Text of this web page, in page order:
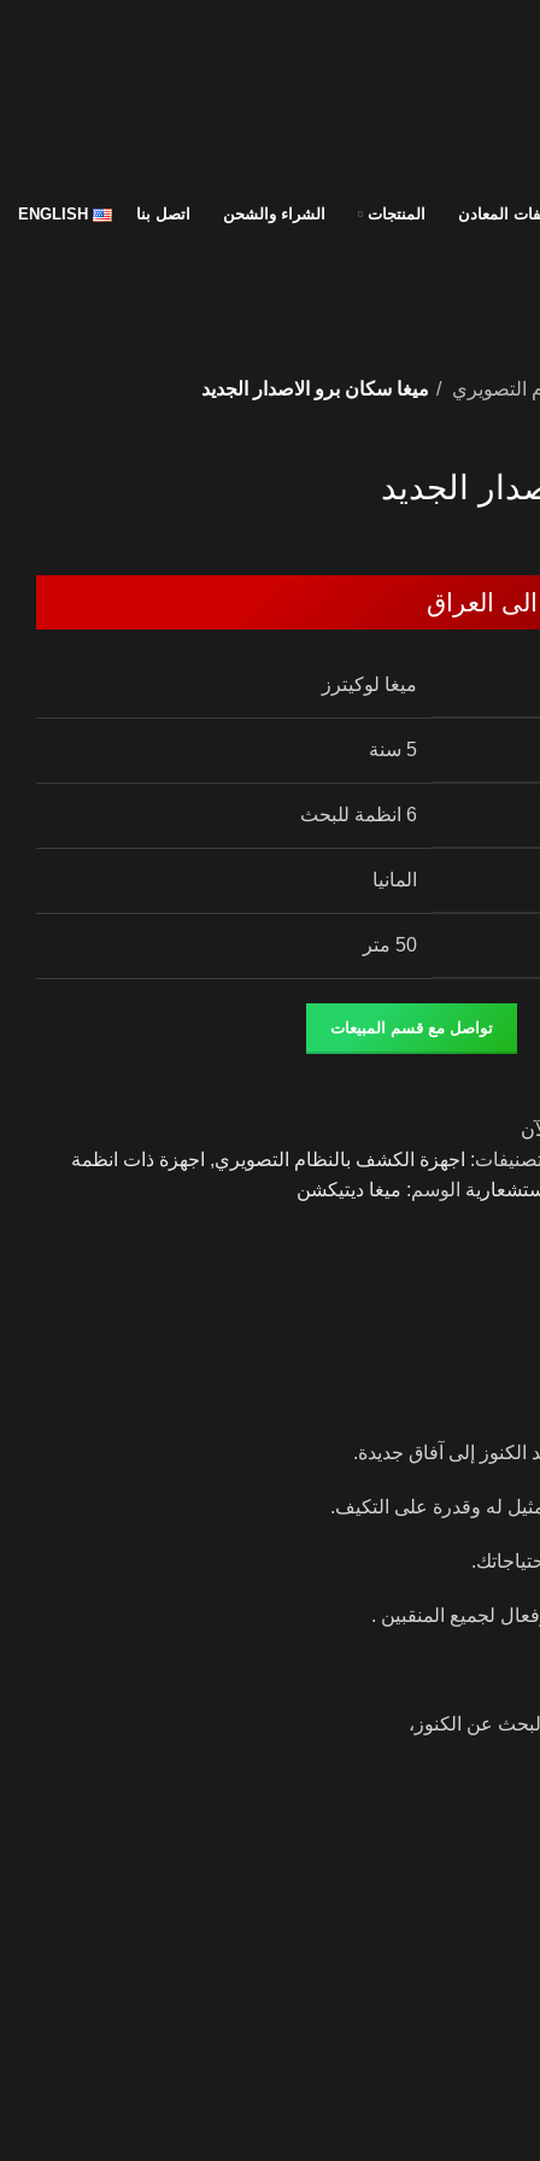
المعادن المنتجات الشراء والشحن اتصل بنا ENGLISH
التصويري ميغا سكان برو الاصدار الجديد
الجديد
العراق
ميغا لوكيترز
5 سنة
6 انظمة للبحث
المانيا
50 متر
تواصل مع قسم المبيعات
اجهزة الكشف بالنظام التصويري, اجهزة ذات انظمة
الوسم: ميغا ديتيكشن
إلى آفاق جديدة.
مثيل له وقدرة على التكيف.
لجميع المنقبين .
عن الكنوز،